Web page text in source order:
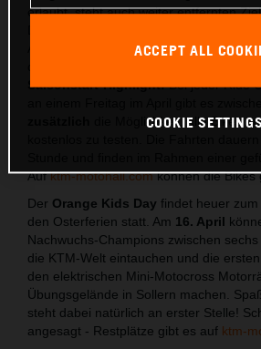
erlaubt, steht auch weiter entfernten
Ausstellung, bevor es anschließend mit
Saisonstart-Highlight:Bei jeder Ride
die Möglichkeit, alle Bikes
Aufktm-motohall.comkönnen die Bikes
Der Orange Kids Day findet heuer
den Osterferien statt. Am 16. April
Nachwuchs-Champions zwischen
die KTM-Welt eintauchen und die
den elektrischen Mini-Motocross
Übungsgelände in Sollern machen.
steht dabei natürlich an erster Stelle!
angesagt - Restplätze gibt es auf ktm-
ACCEPT ALL
COOKIE SETTINGS